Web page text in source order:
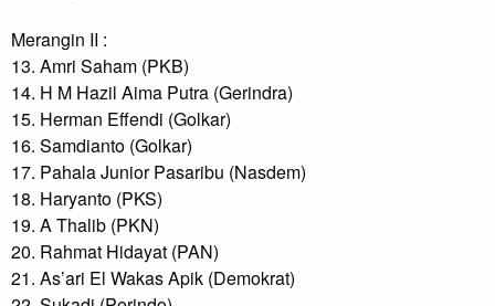
Merangin II :
13. Amri Saham (PKB)
14. H M Hazil Aima Putra (Gerindra)
15. Herman Effendi (Golkar)
16. Samdianto (Golkar)
17. Pahala Junior Pasaribu (Nasdem)
18. Haryanto (PKS)
19. A Thalib (PKN)
20. Rahmat Hidayat (PAN)
21. As’ari El Wakas Apik (Demokrat)